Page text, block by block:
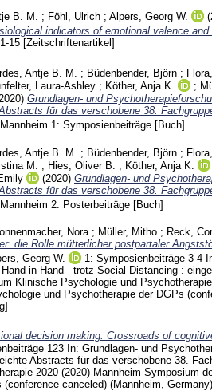
B. M. ; Föhl, Ulrich ; Alpers, Georg W.
indicators of emotional valence and
1-15 [Zeitschriftenartikel]
Antje B. M. ; Büdenbender, Björn ;
Laura-Ashley ; Köther, Anja K. ;
Grundlagen- und
für das verschobene 38.
Mannheim 1: Symposienbeiträge [Buch]
Antje B. M. ; Büdenbender, Björn ;
M. ; Hies, Oliver B. ; Köther, Anja K.
(2020) Grundlagen- und
für das verschobene 38.
Mannheim 2: Posterbeiträge [Buch]
Nora ; Müller, Mitho ; Reck,
die Rolle mütterlicher postpartaler
Georg W. 1: Symposienbeiträge 3-4
in Hand - trotz Social Distancing :
Klinische Psychologie und
und Psychotherapie der DGPs
decision making: Crossroads of
123 In: Grundlagen- und
Abstracts für das verschobene 38.
2020 (2020) Mannheim Symposium
canceled) (Mannheim, Germany)